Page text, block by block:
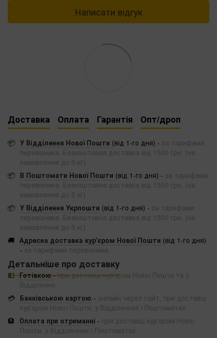
Написати відгук
Доставка Оплата Гарантія Опт/дроп
📦 У Відділення Нової Пошти (від 1-го дня) - за тарифами
перевізника. Безкоштовна доставка від 1500 грн. (на
замовлення до 5 кг)
📦 В Поштомати Нової Пошти (від 1-го дня) - за тарифами
перевізника. Безкоштовна доставка від 1500 грн. (на
замовлення до 5 кг)
📦 У Відділення Укрпошти (від 1-го дня) - за тарифами
перевізника. Безкоштовна доставка від 1500 грн. (на
замовлення до 5 кг)
🚚 Адресна доставка кур'єром Нової Пошти (від 1-го дня)
- за тарифами перевізника.
Детальніше про доставку
💵 Готівкою -при доставці кур'єром Нової Пошти та у
Відділення
💳 Банківською картою - онлайн через сайт, при доставці
кур'єром Нової Пошти, у Відділеннях і Поштоматах
🏦
Оплата при отриманні - при доставці кур'єром Нової
Пошти, у Відділеннях і Поштоматах